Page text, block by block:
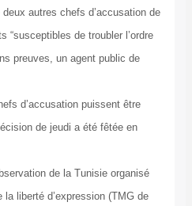
deux autres chefs d’accusation de
“susceptibles de troubler l’ordre
preuves, un agent public de
d’accusation puissent être
de jeudi a été fêtée en
de la Tunisie organisé
la liberté d’expression (TMG de